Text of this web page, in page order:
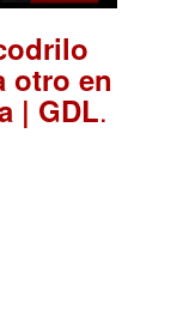
otro en
| GDL.